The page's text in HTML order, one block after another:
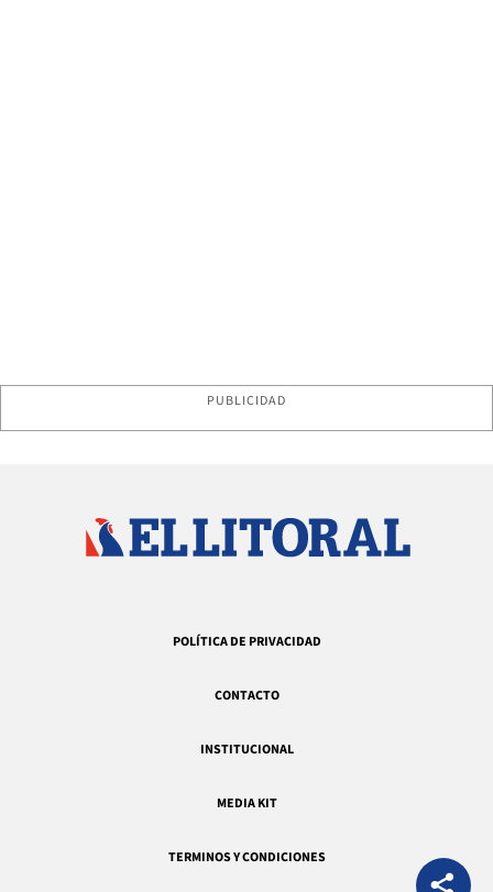
PUBLICIDAD
POLÍTICA DE PRIVACIDAD
CONTACTO
INSTITUCIONAL
MEDIA KIT
TERMINOS Y CONDICIONES